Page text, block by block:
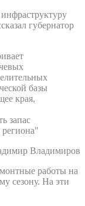
губернатор
базы
края,
запас
Владимиров
работы на
сезону. На эти